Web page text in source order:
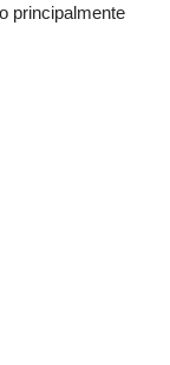
principalmente